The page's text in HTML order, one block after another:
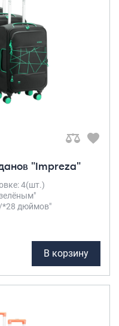
"Impreza"
4(шт.)
дюймов"
В корзину